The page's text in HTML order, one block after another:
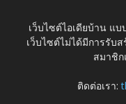
เว็บไซต์ไอเดียบ้าน แ
เว็บไซต์ไม่ได้มีการรับส
สมาชิ
ติดต่อเรา: